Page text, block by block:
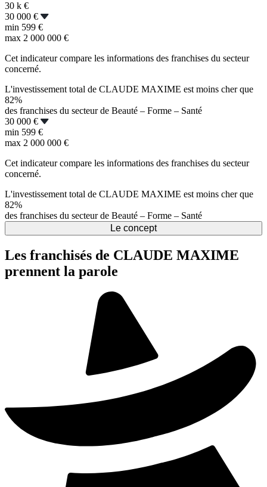
30 k €
30 000 €
min 599 €
max 2 000 000 €
Cet indicateur compare les informations des franchises du secteur
concerné.
L'investissement total de CLAUDE MAXIME est moins cher que
82%
des franchises du secteur de Beauté – Forme – Santé
30 000 €
min 599 €
max 2 000 000 €
Cet indicateur compare les informations des franchises du secteur
concerné.
L'investissement total de CLAUDE MAXIME est moins cher que
82%
des franchises du secteur de Beauté – Forme – Santé
Le concept
Les franchisés de CLAUDE MAXIME
prennent la parole